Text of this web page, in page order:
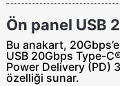
Ön panel USB
Bu anakart,
USB 20Gbps Type-
Power Delivery (PD)
özelliği sunar.